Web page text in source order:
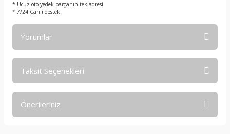
* Ucuz oto yedek parçanın tek adresi
* 7/24 Canlı destek
Yorumlar
Taksit Seçenekleri
Önerileriniz